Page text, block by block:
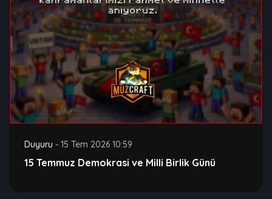
Duyuru - 15 Tem 2026 10:59
15 Temmuz Demokrasi ve Milli Birlik Günü